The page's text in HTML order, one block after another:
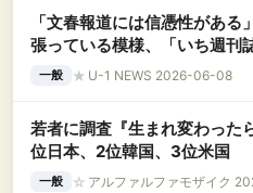
「文春報道には信憑性があ
張っている模様、「いち週刊
ちょっと無理がある？
一般 ★ U-1 NEWS 2026-06-08
若者に調査『生まれ変わった
位日本、2位韓国、3位米国
一般 ☆ アルファルファモザイク